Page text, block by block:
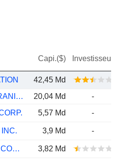
Capi.($) Investisseur
42,45 Md
CHINA NATIONAL URANIUM CO., LTD.
20,04 Md
-
5,57 Md -
3,9 Md -
CENTRUS ENERGY CORP. 3,82 Md